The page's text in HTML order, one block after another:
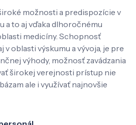
možnosti a predispozície v
a to aj vďaka dlhoročnému
medicíny. Schopnosť
oblasti výskumu a vývoja, je pre
výhody, možnosť zavádzania
širokej verejnosti prístup nie
ale i využívať najnovšie